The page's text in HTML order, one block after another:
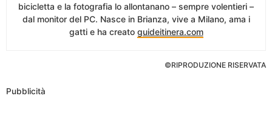
bicicletta e la fotografia lo allontanano – sempre volentieri –
dal monitor del PC. Nasce in Brianza, vive a Milano, ama i
gatti e ha creato guideitinera.com
©RIPRODUZIONE RISERVATA
Pubblicità